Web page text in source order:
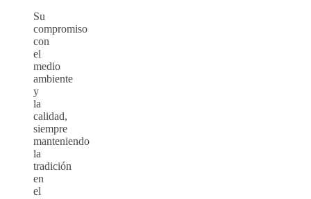
Su
compromiso
con
el
medio
ambiente
y
la
calidad,
siempre
manteniendo
la
tradición
en
el